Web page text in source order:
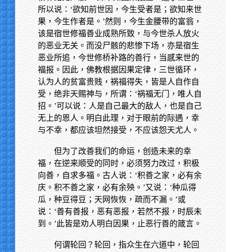
所以说：‘欲知前世因，今生受者是；欲知来世
果，今生作者是。’然则，今生金腰带的富翁，
该是宿世修福善业成熟所致，与今世杀人放火
的恶业无关。而没尸骸的悲惨下场，亦是宿生
恶业所追，今世修桥补路的善行，当感来世的
福报。因此，佛教根据因果定律，三世循环，
认为人的贫富贵贱，祸福得失，皆是人自作自
受，绝非天赐神与，所谓：‘祸福无门，唯人自
招。’可以说：人是自己最大的敌人，也是自己
无上的恩人。明白此理，对于眼前的际遇，幸
与不幸，都应该坦然接受，不应该怨天尤人。
但为了改善我们的命运，创造未来的幸
福，在逆来顺受的同时，必须努力改过，积极
向善，自求多福。古人说：‘积善之家，必有余
庆。积不善之家，必有余殃。’又说：‘种瓜得
瓜，种豆得豆；天网恢恢，疏而不漏。’或
说：‘善有善报，恶有恶报，若然不报，时辰未
到。’此皆是劝人明白因果，止恶行善的箴言。
何谓轮回？轮回，指众生在六道中，轮回